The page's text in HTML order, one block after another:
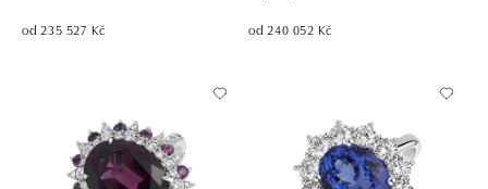
od 235 527 Kč od 240 052 Kč